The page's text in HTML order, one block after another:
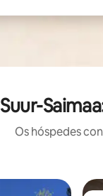
Suur-
Os hóspedes